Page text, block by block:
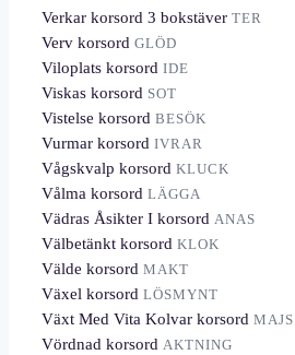
Verkar korsord 3 bokstäver TER
Verv korsord GLÖD
Viloplats korsord IDE
Viskas korsord SOT
Vistelse korsord BESÖK
Vurmar korsord IVRAR
Vågskvalp korsord KLUCK
Vålma korsord LÄGGA
Vädras Åsikter I korsord ANAS
Välbetänkt korsord KLOK
Välde korsord MAKT
Växel korsord LÖSMYNT
Växt Med Vita Kolvar korsord MAJS
Vördnad korsord AKTNING